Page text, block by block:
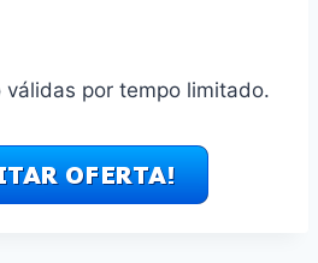
válidas por tempo limitado.